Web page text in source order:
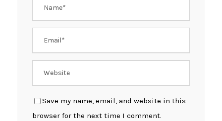
Save my name, email, and website in this
browser for the next time I comment.